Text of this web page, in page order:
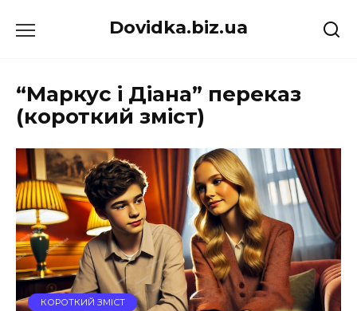
до
Dovidka.biz.ua
“Маркус і Діана” переказ
(короткий зміст)
КОРОТКИЙ ЗМІСТ